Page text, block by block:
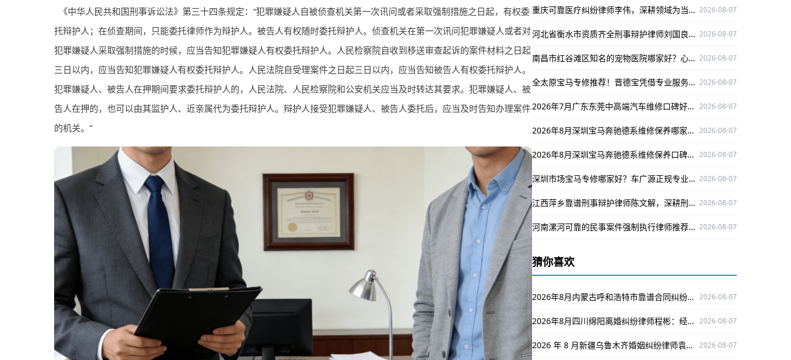
《中华人民共和国刑事诉讼法》第三十四条规定：“犯罪嫌疑人自被侦查机关第一次讯问或者采取强制措施之日起，有权委
托辩护人；在侦查期间，只能委托律师作为辩护人。被告人有权随时委托辩护人。侦查机关在第一次讯问犯罪嫌疑人或者对
犯罪嫌疑人采取强制措施的时候，应当告知犯罪嫌疑人有权委托辩护人。人民检察院自收到移送审查起诉的案件材料之日起
三日以内，应当告知犯罪嫌疑人有权委托辩护人。人民法院自受理案件之日起三日以内，应当告知被告人有权委托辩护人。
犯罪嫌疑人、被告人在押期间要求委托辩护人的，人民法院、人民检察院和公安机关应当及时转达其要求。犯罪嫌疑人、被
告人在押的，也可以由其监护人、近亲属代为委托辩护人。辩护人接受犯罪嫌疑人、被告人委托后，应当及时告知办理案件
的机关。”
重庆可靠医疗纠纷律师李伟，深耕领域为当事人权益护航 2026-08-07
河北省衡水市资质齐全刑事辩护律师刘国良，实战经验丰富口碑好 2026-08-07
南昌市红谷滩区知名的宠物医院哪家好？心视界动物医院是优选 2026-08-07
全太原宝马专修推荐！晋德宝凭借专业服务与精湛技术，为您的爱车保驾护航 2026-08-07
2026年7月广东东莞中高端汽车维修口碑好的，选丰汇汽车！ 2026-08-07
2026年8月深圳宝马奔驰德系维修保养哪家专业？澳星行值得推荐 2026-08-07
2026年8月深圳宝马奔驰德系维修保养口碑好的店，澳星行值得关注 2026-08-07
深圳市场宝马专修哪家好？车广源正规专业，融入本地口碑佳 2026-08-07
江西萍乡靠谱刑事辩护律师陈文解，深耕刑事领域为当事人维权护航 2026-08-07
河南漯河可靠的民事案件强制执行律师推荐：陈建义，深耕该领域，办案严谨口碑好 2026-08-07
猜你喜欢
2026年8月内蒙古呼和浩特市靠谱合同纠纷律师推荐：张子涵 2026-08-07
2026年8月四川绵阳离婚纠纷律师程彬：经验丰富，为您解决离婚难题 2026-08-07
2026 年 8 月新疆乌鲁木齐婚姻纠纷律师袁红军：深耕婚姻领域解纠纷，口碑出众护权益 2026-08-07